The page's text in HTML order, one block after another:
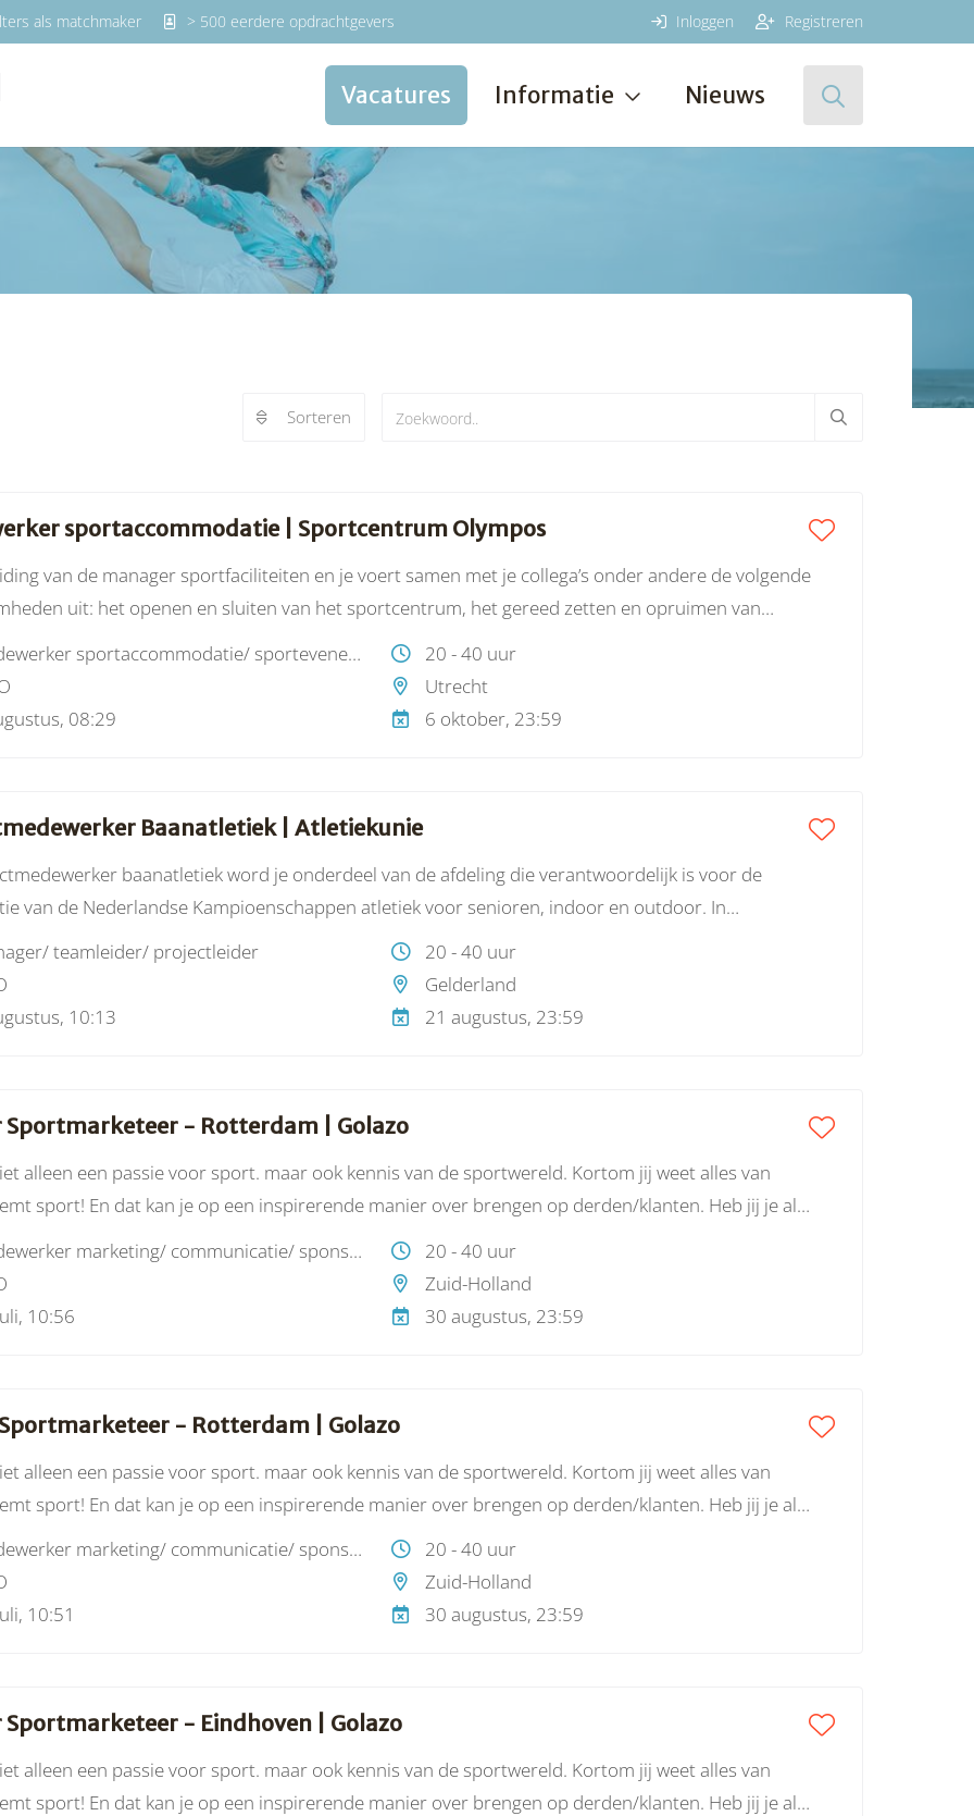
Sorteren
sportaccommodatie | Sportcentrum Olympos
van de manager sportfaciliteiten en je voert samen met je collega’s onder andere de volgende
uit: het openen en sluiten van het sportcentrum, het gereed zetten en opruimen van
het schoonmaken van sportvloeren, het technisch onderhoud aan de accommodaties, het
onderhoud en het herstellen van kleine schades aan sportvelden en -materialen en het controleren
Ook draag je samen met een collega zorg voor de aansturing van
medewerker sportaccommodatie/ sportevenement
20 - 40 uur
Utrecht
08:29
6 oktober, 23:59
Baanatletiek | Atletiekunie
baanatletiek word je onderdeel van de afdeling die verantwoordelijk is voor de
van de Nederlandse Kampioenschappen atletiek voor senioren, indoor en outdoor. In
en afstemming met collega’s van alle afdelingen van de Atletiekunie, word je onderdeel van
(LOC) en zorg je er samen met de organise-rende verenigingen en tal van vrijwilligers
de Nederlandse Kampioenschappen naast topsportevenementen ook een beleving zijn
teamleider/ projectleider
20 - 40 uur
Gelderland
10:13
21 augustus, 23:59
Sportmarketeer - Rotterdam | Golazo
alleen een passie voor sport. maar ook kennis van de sportwereld. Kortom jij weet alles van
sport! En dat kan je op een inspirerende manier over brengen op derden/klanten. Heb jij je al
als succesvol marketeer?
medewerker marketing/ communicatie/ sponsoring
20 - 40 uur
Zuid-Holland
10:56
30 augustus, 23:59
- Rotterdam | Golazo
alleen een passie voor sport. maar ook kennis van de sportwereld. Kortom jij weet alles van
sport! En dat kan je op een inspirerende manier over brengen op derden/klanten. Heb jij je al
als succesvol marketeer?
medewerker marketing/ communicatie/ sponsoring
20 - 40 uur
Zuid-Holland
10:51
30 augustus, 23:59
Sportmarketeer - Eindhoven | Golazo
alleen een passie voor sport. maar ook kennis van de sportwereld. Kortom jij weet alles van
sport! En dat kan je op een inspirerende manier over brengen op derden/klanten. Heb jij je al
als matchmaker > 500 eerdere opdrachtgevers Inloggen Registreren
Vacatures Informatie Nieuws